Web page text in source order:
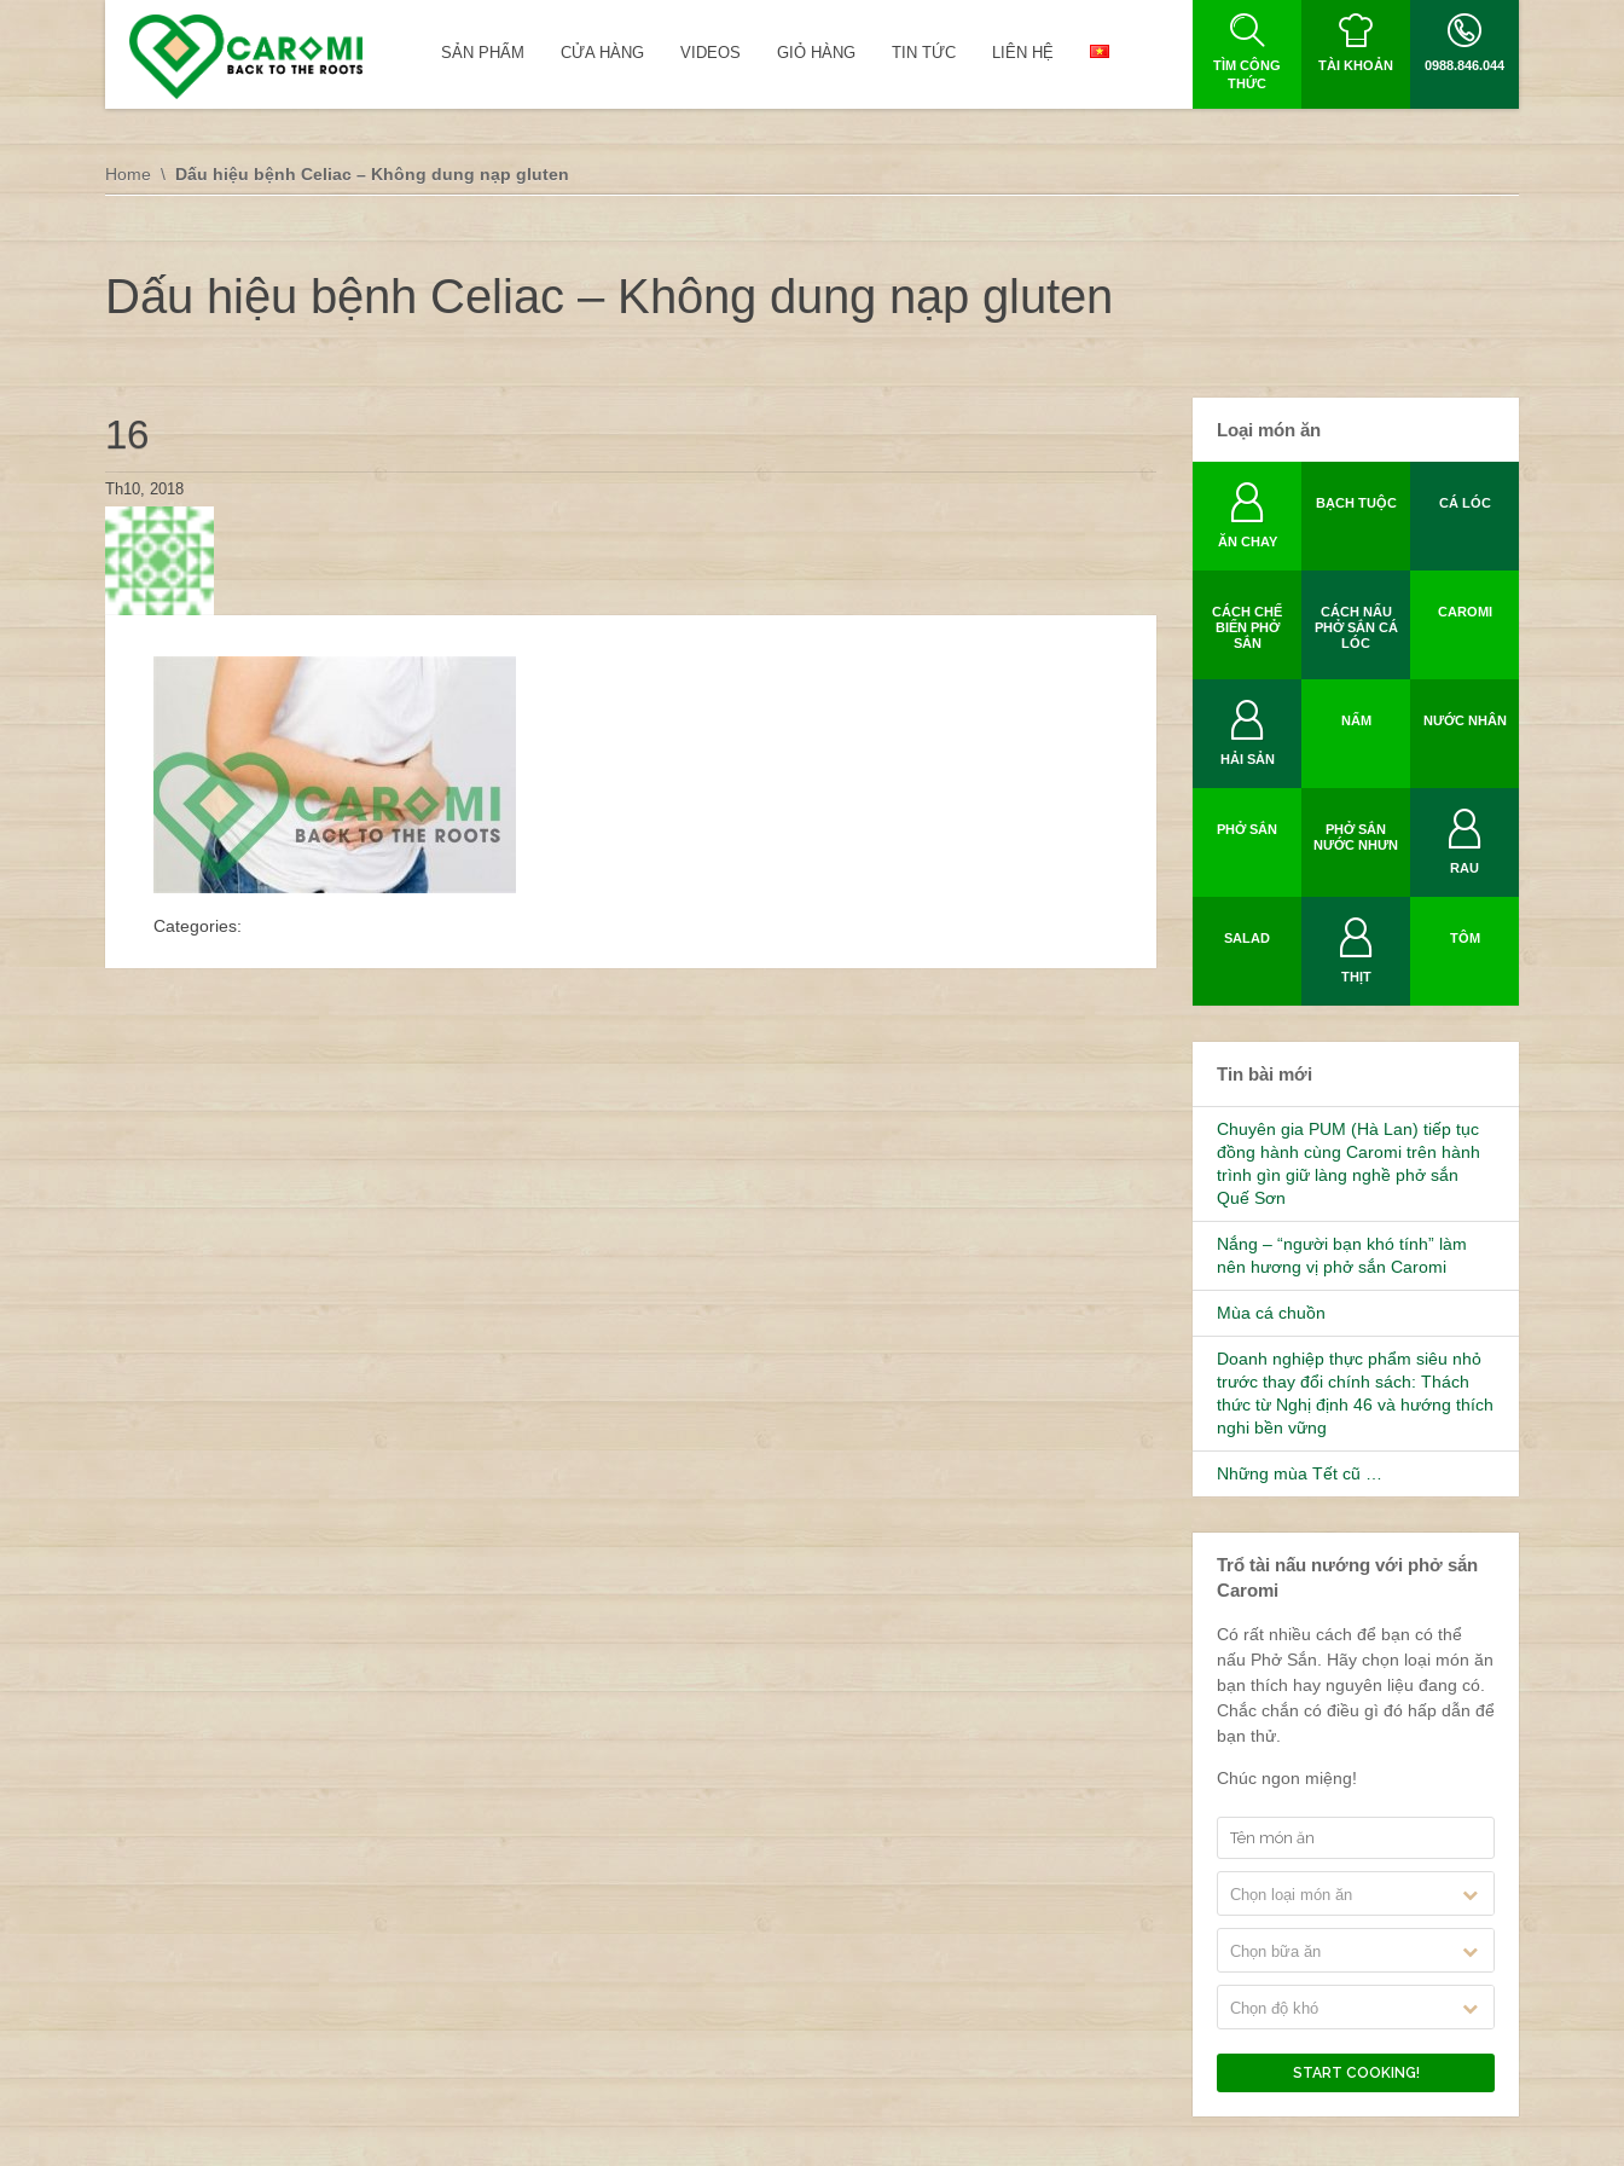
SẢN PHẨM CỬA HÀNG VIDEOS GIỎ HÀNG TIN TỨC LIÊN HỆ
TÌM CÔNG
THỨC
TÀI KHOẢN 0988.846.044
Home Dấu hiệu bệnh Celiac – Không dung nạp gluten
Dấu hiệu bệnh Celiac – Không dung nạp gluten
16
Th10, 2018
Categories:
Loại món ăn
ĂN CHAY
BẠCH TUỘC CÁ LÓC
CÁCH CHẾ
BIẾN PHỞ
SẮN
CÁCH NẤU
PHỞ SẮN CÁ
LÓC
CAROMI
HẢI SẢN
NẤM NƯỚC NHÂN
PHỞ SẮN
PHỞ SẮN
NƯỚC NHƯN
RAU
SALAD
THỊT
TÔM
Tin bài mới
Chuyên gia PUM (Hà Lan) tiếp tục
đồng hành cùng Caromi trên hành
trình gìn giữ làng nghề phở sắn
Quế Sơn
Nắng – “người bạn khó tính” làm
nên hương vị phở sắn Caromi
Mùa cá chuồn
Doanh nghiệp thực phẩm siêu nhỏ
trước thay đổi chính sách: Thách
thức từ Nghị định 46 và hướng thích
nghi bền vững
Những mùa Tết cũ …
Trổ tài nấu nướng với phở sắn
Caromi
Có rất nhiều cách để bạn có thể
nấu Phở Sắn. Hãy chọn loại món ăn
bạn thích hay nguyên liệu đang có.
Chắc chắn có điều gì đó hấp dẫn để
bạn thử.
Chúc ngon miệng!
Chọn loại món ăn
Chọn bữa ăn
Chọn độ khó